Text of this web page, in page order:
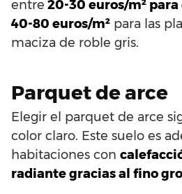
entre 20-30 euros/m²
40-80 euros/m² para las
maciza de roble gris.
Parquet de arce
Elegir el parquet de arce
color claro. Este suelo es
habitaciones con
radiante gracias al fino